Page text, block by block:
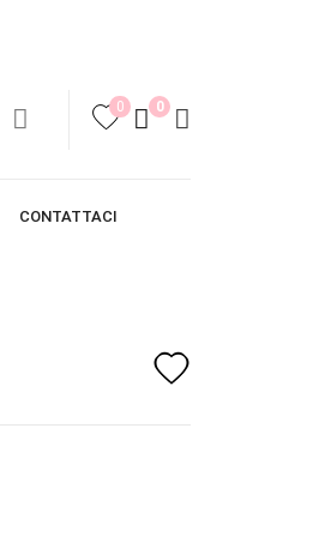
0
favorite0
CONTATTACI
favorite